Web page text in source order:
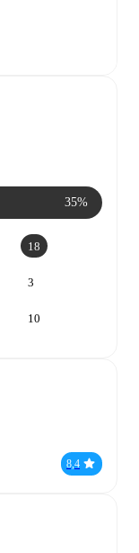
35%
18
3
10
8,4